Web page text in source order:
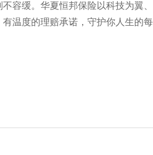
不容缓。华夏恒邦保险以科技为翼
温度的理赔承诺，守护你人生的